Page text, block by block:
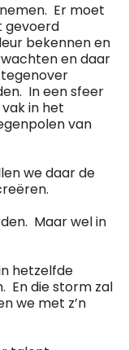
Er moet
gevoerd
bekennen en
en daar
In een sfeer
in het
van
we daar de
Maar wel in
hetzelfde
En die storm zal
we met z’n